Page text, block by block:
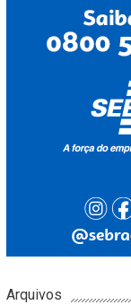
Arquivos